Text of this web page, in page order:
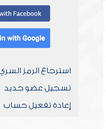
استرجاع الرمز
تسجيل عضو جديد
إعادة تفعيل حساب